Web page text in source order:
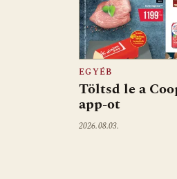
EGYÉB
Töltsd le a
app-ot
2026.08.03.